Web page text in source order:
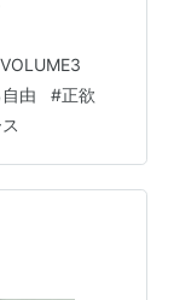
・ジョリ監督
せが若い人
人たちに対
う罪の気持
画からそん
由 #正欲